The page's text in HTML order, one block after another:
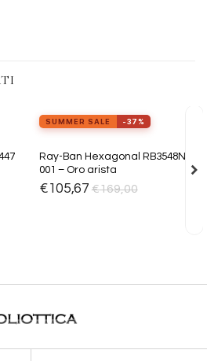
lista
Aggiungi
alla lista
view_in_arProvalo ora
SUMMER SALE -37%
Ray-Ban Hexagonal RB3548N
001 – Oro arista
€105,67 €169,00